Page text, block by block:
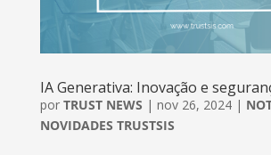
IA Generativa: Inovação e
por TRUST NEWS | nov 26, 2024|
NOVIDADES TRUSTSIS